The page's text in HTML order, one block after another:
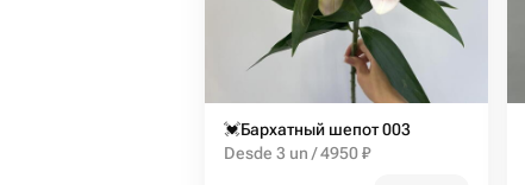
💓Бархатный шепот 003
Desde 3 un / 4950 ₽